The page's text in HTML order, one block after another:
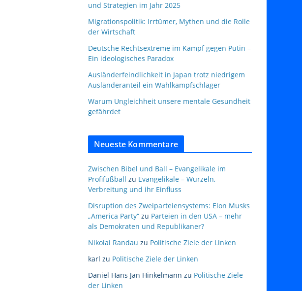
und Strategien im Jahr 2025
Migrationspolitik: Irrtümer, Mythen und die Rolle
der Wirtschaft
Deutsche Rechtsextreme im Kampf gegen Putin –
Ein ideologisches Paradox
Ausländerfeindlichkeit in Japan trotz niedrigem
Ausländeranteil ein Wahlkampfschlager
Warum Ungleichheit unsere mentale Gesundheit
gefährdet
Neueste Kommentare
Zwischen Bibel und Ball – Evangelikale im
Profifußball zu Evangelikale – Wurzeln,
Verbreitung und ihr Einfluss
Disruption des Zweiparteiensystems: Elon Musks
„America Party“ zu Parteien in den USA – mehr
als Demokraten und Republikaner?
Nikolai Randau zu Politische Ziele der Linken
karl zu Politische Ziele der Linken
Daniel Hans Jan Hinkelmann zu Politische Ziele
der Linken